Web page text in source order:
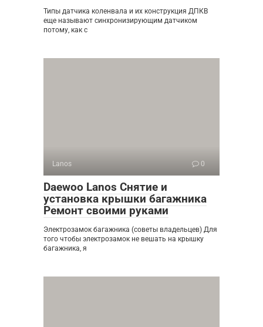
Типы датчика коленвала и их конструкция ДПКВ
еще называют синхронизирующим датчиком
потому, как с
Lanos 0
Daewoo Lanos Снятие и
установка крышки багажника
Ремонт своими руками
Электрозамок багажника (советы владельцев) Для
того чтобы электрозамок не вешать на крышку
багажника, я